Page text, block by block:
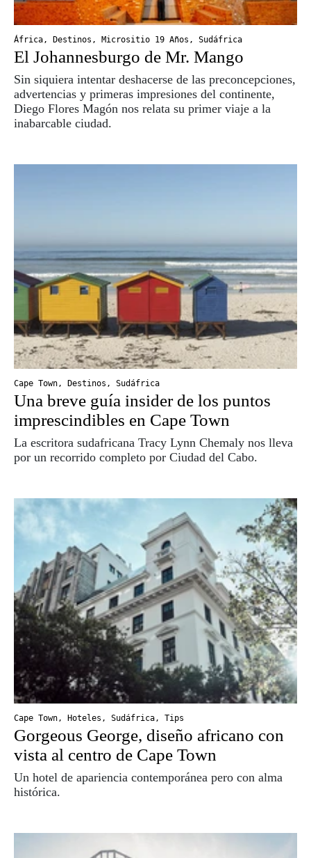
África, Destinos , Micrositio 19 Años , Sudáfrica
El Johannesburgo de Mr. Mango
Sin siquiera intentar deshacerse de las preconcepciones,
advertencias y primeras impresiones del continente,
Diego Flores Magón nos relata su primer viaje a la
inabarcable ciudad.
Cape Town, Destinos , Sudáfrica
Una breve guía insider de los puntos
imprescindibles en Cape Town
La escritora sudafricana Tracy Lynn Chemaly nos lleva
por un recorrido completo por Ciudad del Cabo.
Cape Town , Hoteles , Sudáfrica , Tips
Gorgeous George, diseño africano con
vista al centro de Cape Town
Un hotel de apariencia contemporánea pero con alma
histórica.